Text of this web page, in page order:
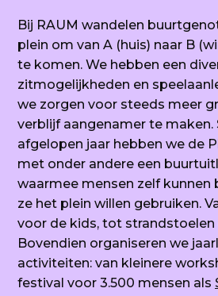
Bij RAUM wandelen
plein om van A (huis) naar B
te komen. We hebben een
zitmogelijkheden en
we zorgen voor steeds meer
verblijf aangenamer te maken.
afgelopen jaar hebben we de
met onder andere een
waarmee mensen zelf kunnen
ze het plein willen gebruiken.
voor de kids, tot strandstoelen
Bovendien organiseren we
activiteiten: van kleinere
festival voor 3.500 mensen als